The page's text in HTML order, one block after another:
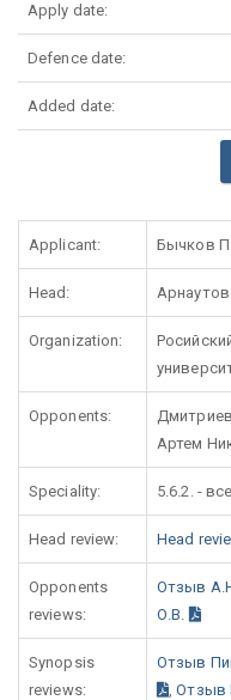
Apply date:
Defence date:
Added date:
Applicant: Бычков
Head:
Organization:
Opponents:
Артем
Speciality: 5.6.2. -
Head review: Head
Opponents
reviews:
Отзыв
О.В.
Synopsis
reviews:
Отзыв
,Отзыв